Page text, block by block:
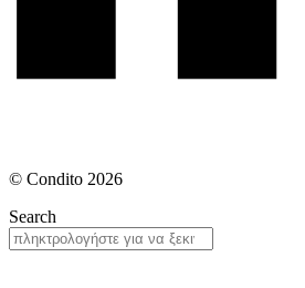
© Condito 2026
Search